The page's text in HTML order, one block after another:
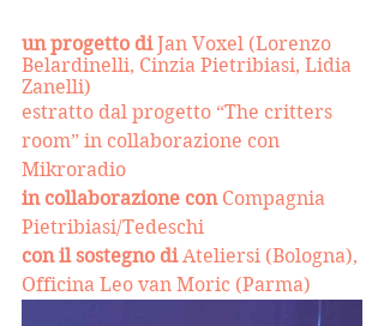
un progetto di Jan Voxel (Lorenzo
Belardinelli, Cinzia Pietribiasi, Lidia
Zanelli)
estratto dal progetto “The critters
room” in collaborazione con
Mikroradio
in collaborazione con Compagnia
Pietribiasi/Tedeschi
con il sostegno di Ateliersi (Bologna),
Officina Leo van Moric (Parma)